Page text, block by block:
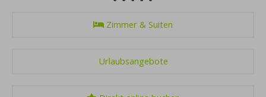
Zimmer & Suiten
Urlaubsangebote